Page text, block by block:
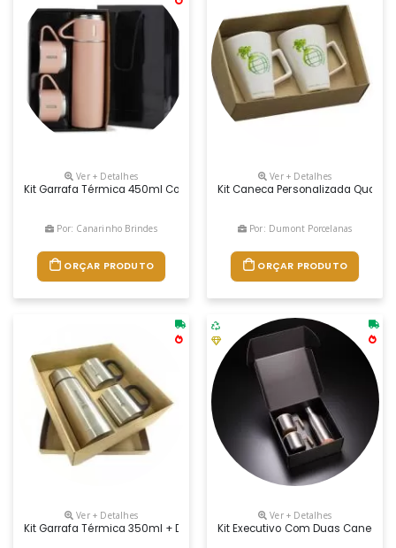
Ver + Detalhes
Kit Garrafa Térmica 450ml Com Duas Tampas Extras Que Podem Ser
Por: Canarinho Brindes
ORÇAR PRODUTO
Ver + Detalhes
Kit Caneca Personalizada
Por: Dumont Porcelanas
ORÇAR PRODUTO
Ver + Detalhes
Kit Garrafa Térmica 350ml + Duas Canecas Metal. O Kit É Composto
Ver + Detalhes
Kit Executivo Com Duas Canecas